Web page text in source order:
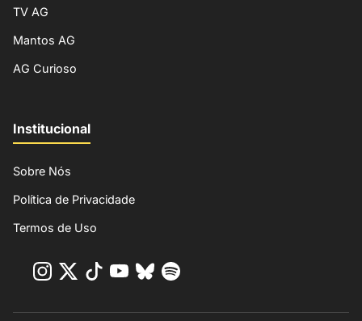
TV AG
Mantos AG
AG Curioso
Institucional
Sobre Nós
Política de Privacidade
Termos de Uso